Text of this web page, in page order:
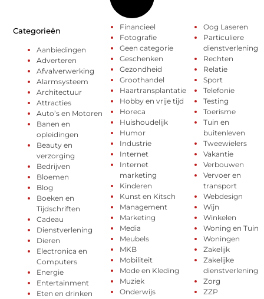
Categorieën
Aanbiedingen
Adverteren
Afvalverwerking
Alarmsysteem
Architectuur
Attracties
Auto’s en Motoren
Banen en
opleidingen
Beauty en
verzorging
Bedrijven
Bloemen
Blog
Boeken en
Tijdschriften
Cadeau
Dienstverlening
Dieren
Electronica en
Computers
Energie
Entertainment
Eten en drinken
Financieel
Fotografie
Geen categorie
Geschenken
Gezondheid
Groothandel
Haartransplantatie
Hobby en vrije tijd
Horeca
Huishoudelijk
Humor
Industrie
Internet
Internet
marketing
Kinderen
Kunst en Kitsch
Management
Marketing
Media
Meubels
MKB
Mobiliteit
Mode en Kleding
Muziek
Onderwijs
Oog Laseren
Particuliere
dienstverlening
Rechten
Relatie
Sport
Telefonie
Testing
Toerisme
Tuin en
buitenleven
Tweewielers
Vakantie
Verbouwen
Vervoer en
transport
Webdesign
Wijn
Winkelen
Woning en Tuin
Woningen
Zakelijk
Zakelijke
dienstverlening
Zorg
ZZP